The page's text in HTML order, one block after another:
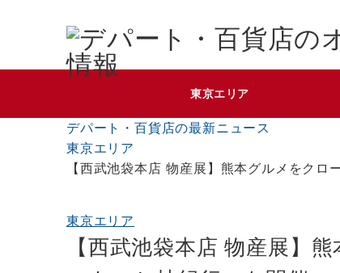
東京エリア
デパート・百貨店の最新ニュース
東京エリア
【西武池袋本店 物産展】熊本グルメをク
東京エリア
【西武池袋本店 物産展】